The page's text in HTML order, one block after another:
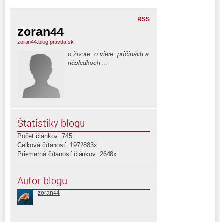
RSS
zoran44
zoran44.blog.pravda.sk
o živote, o viere, príčinách a
následkoch ...
Štatistiky blogu
Počet článkov: 745
Celková čítanosť: 1972883x
Priemerná čítanosť článkov: 2648x
Autor blogu
zoran44